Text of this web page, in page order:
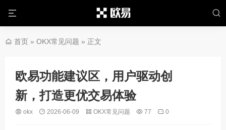
首页 » OKX常见问题 » 正文
欧易功能建议区，用户驱动创
新，打造更优交易体验
okx 2026-06-09 OKX常见问题 77 0